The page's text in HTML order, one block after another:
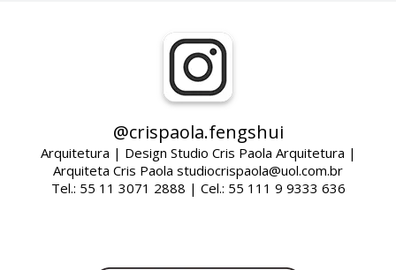
@crispaola.fengshui
Arquitetura | Design Studio Cris Paola Arquitetura |
Arquiteta Cris Paola studiocrispaola@uol.com.br
Tel.: 55 11 3071 2888 | Cel.: 55 111 9 9333 636